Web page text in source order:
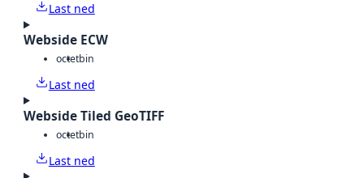
Last ned
Webside ECW
octetbin
Last ned
Webside Tiled GeoTIFF
octetbin
Last ned